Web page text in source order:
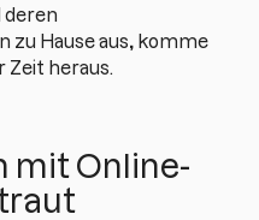
deren
zu Hause aus, komme
Zeit heraus.
mit Online-